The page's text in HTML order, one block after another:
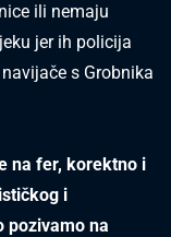
ili nemaju
jer ih policija
s Grobnika
na fer, korektno i
i
pozivamo na